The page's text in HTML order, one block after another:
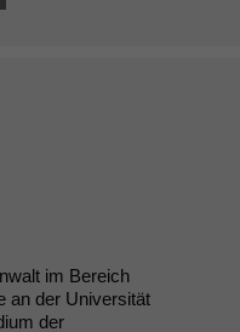
im Bereich
an der Universität
der